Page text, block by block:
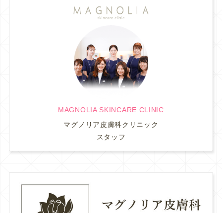
MAGNOLIA SKINCARE CLINIC
マグノリア皮膚科クリニック
スタッフ